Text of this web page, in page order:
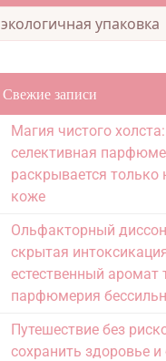
экологичная упаковка
Свежие записи
Магия чистого
селективная
раскрывается только
коже
Ольфакторный
скрытая
естественный аромат
парфюмерия
Путешествие без
сохранить здоровье и